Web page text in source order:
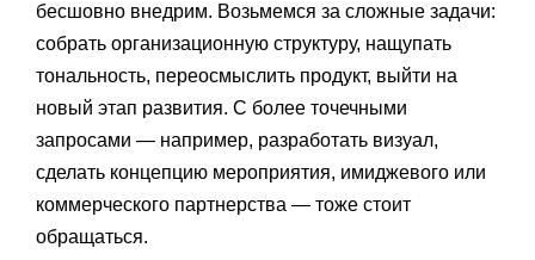
бесшовно внедрим. Возьмемся за сложные задачи:
собрать организационную структуру, нащупать
тональность, переосмыслить продукт, выйти на
новый этап развития. С более точечными
запросами — например, разработать визуал,
сделать концепцию мероприятия, имиджевого или
коммерческого партнерства — тоже стоит
обращаться.